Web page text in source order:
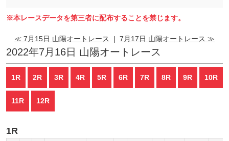
※本レースデータを第三者に配布することを禁じます。
≪ 7月15日 山陽オートレース | 7月17日 山陽オートレース ≫
2022年7月16日 山陽オートレース
1R 2R 3R 4R 5R 6R 7R 8R 9R 10R
11R 12R
1R